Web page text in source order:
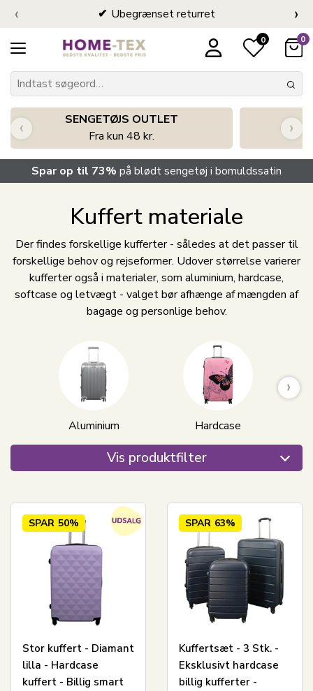
Ubegrænset returret
‹ ›
0 0
SENGETØJS OUTLET
Fra kun 48 kr.
‹ ›
Spar op til 73% på blødt sengetøj i bomuldssatin
Kuffert materiale
Der findes forskellige kufferter - således at det passer til
forskellige behov og rejseformer. Udover størrelse varierer
kufferter også i materialer, som aluminium, hardcase,
softcase og letvægt - valget bør afhænge af mængden af
bagage og personlige behov.
Aluminium Hardcase
›
Vis produktfilter
SPAR 50%
Stor kuffert - Diamant
lilla - Hardcase
kuffert - Billig smart
SPAR 63%
Kuffertsæt - 3 Stk. -
Eksklusivt hardcase
billig kufferter -